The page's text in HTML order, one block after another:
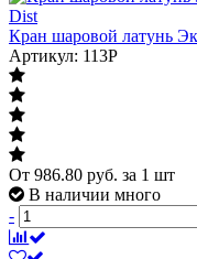
Газ
Газ
Указывается для тех
имеют разрешение на
газопроводах
Модель
Модель
Указывает модель как в
производителя либо
Кран шаровой латунь
Артикул: 113Р
От 986.80 руб. за 1 шт
В наличии много
-